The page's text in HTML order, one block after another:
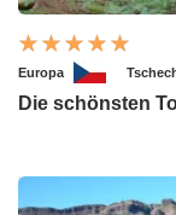
Europa
Die schönsten